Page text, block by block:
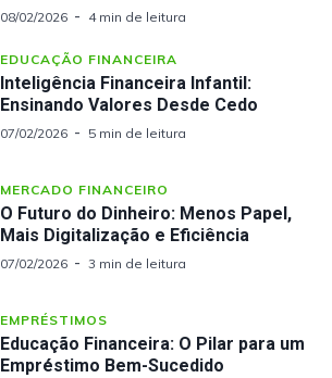
08/02/2026 4 min de leitura
EDUCAÇÃO FINANCEIRA
Inteligência Financeira Infantil:
Ensinando Valores Desde Cedo
07/02/2026 5 min de leitura
MERCADO FINANCEIRO
O Futuro do Dinheiro: Menos Papel,
Mais Digitalização e Eficiência
07/02/2026 3 min de leitura
EMPRÉSTIMOS
Educação Financeira: O Pilar para um
Empréstimo Bem-Sucedido